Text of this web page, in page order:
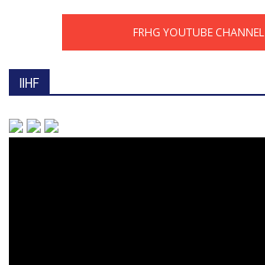
FRHG YOUTUBE CHANNEL
IIHF